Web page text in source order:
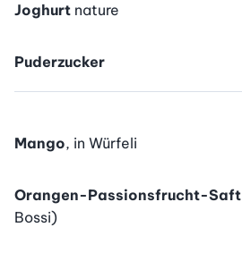
Joghurt nature
Puderzucker
Mango, in Würfeli
Orangen-Passionsfrucht-Saft
Bossi)